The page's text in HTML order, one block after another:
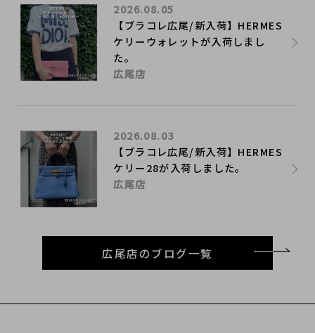
【ブラコレ広尾/新入荷】HERMES
ケリーウォレットが入荷しまし
た。
2026.08.05
広尾店
【ブラコレ広尾/新入荷】HERMES
ケリー28が入荷しました。
2026.08.03
広尾店
広尾店のブログ一覧